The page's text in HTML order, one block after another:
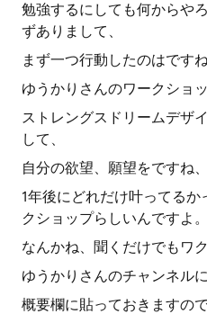
勉強するにしても何からや
ずありまして、
まず一つ行動したのはですね
ゆうかりさんのワークショ
ストレングスドリームデザ
して、
自分の欲望、願望をですね
1年後にどれだけ叶ってる
クショップらしいんですよ。
なんかね、聞くだけでもワ
ゆうかりさんのチャンネル
概要欄に貼っておきますの